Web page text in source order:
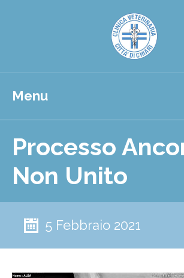
Menu
Processo
Non Unito
5 Febbraio 2021